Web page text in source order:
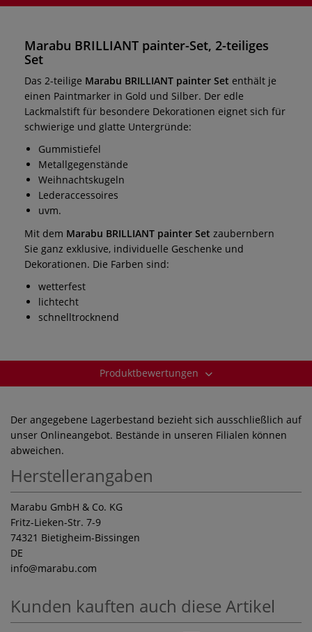
Marabu BRILLIANT painter-Set, 2-teiliges
Set
Das 2-teilige Marabu BRILLIANT painter Set enthält je
einen Paintmarker in Gold und Silber. Der edle
Lackmalstift für besondere Dekorationen eignet sich für
schwierige und glatte Untergründe:
Gummistiefel
Metallgegenstände
Weihnachtskugeln
Lederaccessoires
uvm.
Mit dem Marabu BRILLIANT painter Set zaubernbern
Sie ganz exklusive, individuelle Geschenke und
Dekorationen. Die Farben sind:
wetterfest
lichtecht
schnelltrocknend
Produktbewertungen
Der angegebene Lagerbestand bezieht sich ausschließlich auf
unser Onlineangebot. Bestände in unseren Filialen können
abweichen.
Herstellerangaben
Marabu GmbH & Co. KG
Fritz-Lieken-Str. 7-9
74321 Bietigheim-Bissingen
DE
info@marabu.com
Kunden kauften auch diese Artikel